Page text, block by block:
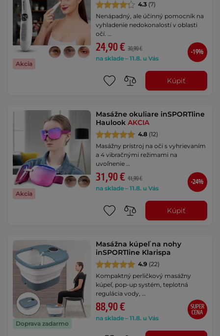
Akcia
4.3 (7)
Nenápadný, ale účinný pomocník na
vyhladenie nedokonalostí v oblasti
očí. …
24,90 € 30,90 €
na sklade – 11.8. u Vás
-19%
Kúpiť
Akcia
Masážne okuliare inSPORTline
HaulookAKCIA
4.8 (12)
Masážny prístroj na oči s vyhrievaním
a 4 vibračnými režimami na
uvoľnenie …
31,90 € 41,90 €
na sklade – 11.8. u Vás
-24%
Kúpiť
Doprava zadarmo
Masážna kúpeľ na nohy
inSPORTline Klarispa
4.9 (22)
Kompaktný perličkový masážny
kúpeľ, pop-up systém, teplotná
regulácia vody, …
88,90 €
na sklade – 11.8. u Vás
SUPER
CENA